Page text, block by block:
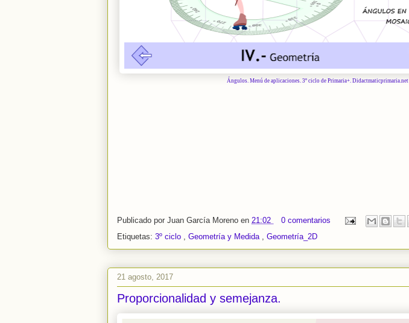
Ángulos. Menú de aplicaciones. 3º ciclo de Primaria+. Didactmaticprimaria.net
Publicado por Juan García Moreno en 21:02
0 comentarios
Etiquetas: 3º ciclo , Geometría y Medida , Geometría_2D
21 agosto, 2017
Proporcionalidad y semejanza.